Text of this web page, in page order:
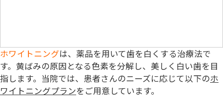
ホワイトニングは、薬品を用いて歯を白くする治療法で
す。黄ばみの原因となる色素を分解し、美しく白い歯を目
指します。当院では、患者さんのニーズに応じて以下のホ
ワイトニングプランをご用意しています。